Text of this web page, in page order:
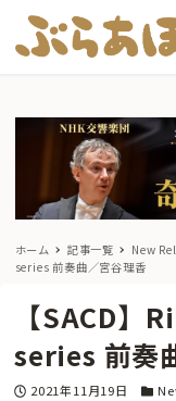
ホーム 記事一覧 New
series 前奏曲／宮谷理香
【SACD
series 前奏
投稿日
2021年11月19日 カテ